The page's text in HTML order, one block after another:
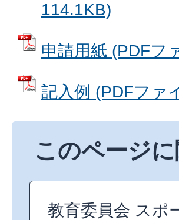
114.1KB)
申請用紙 (PDFフ
記入例 (PDFファ
このページ
教育委員会 スポ